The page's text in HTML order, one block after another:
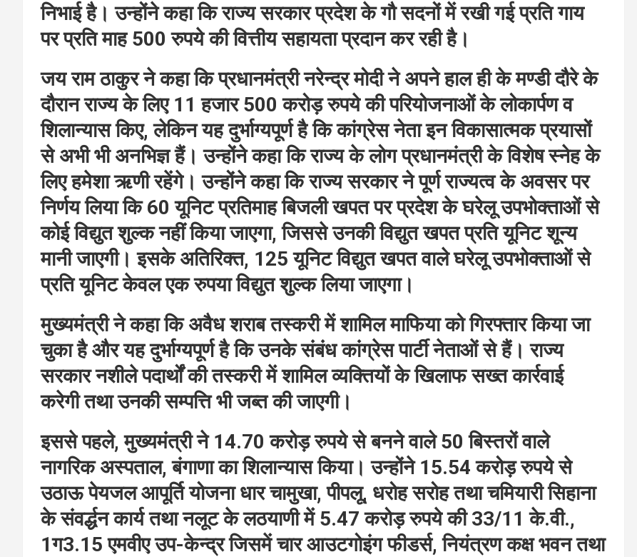
निभाई है। उन्होंने कहा कि राज्य सरकार प्रदेश के गौ सदनों में रखी गई प्रति गाय
पर प्रति माह 500 रुपये की वित्तीय सहायता प्रदान कर रही है।
जय राम ठाकुर ने कहा कि प्रधानमंत्री नरेन्द्र मोदी ने अपने हाल ही के मण्डी दौरे के
दौरान राज्य के लिए 11 हजार 500 करोड़ रुपये की परियोजनाओं के लोकार्पण व
शिलान्यास किए, लेकिन यह दुर्भाग्यपूर्ण है कि कांग्रेस नेता इन विकासात्मक प्रयासों
से अभी भी अनभिज्ञ हैं। उन्होंने कहा कि राज्य के लोग प्रधानमंत्री के विशेष स्नेह के
लिए हमेशा ऋणी रहेंगे। उन्होंने कहा कि राज्य सरकार ने पूर्ण राज्यत्व के अवसर पर
निर्णय लिया कि 60 यूनिट प्रतिमाह बिजली खपत पर प्रदेश के घरेलू उपभोक्ताओं से
कोई विद्युत शुल्क नहीं किया जाएगा, जिससे उनकी विद्युत खपत प्रति यूनिट शून्य
मानी जाएगी। इसके अतिरिक्त, 125 यूनिट विद्युत खपत वाले घरेलू उपभोक्ताओं से
प्रति यूनिट केवल एक रुपया विद्युत शुल्क लिया जाएगा।
मुख्यमंत्री ने कहा कि अवैध शराब तस्करी में शामिल माफिया को गिरफ्तार किया जा
चुका है और यह दुर्भाग्यपूर्ण है कि उनके संबंध कांग्रेस पार्टी नेताओं से हैं। राज्य
सरकार नशीले पदार्थों की तस्करी में शामिल व्यक्तियों के खिलाफ सख्त कार्रवाई
करेगी तथा उनकी सम्पत्ति भी जब्त की जाएगी।
इससे पहले, मुख्यमंत्री ने 14.70 करोड़ रुपये से बनने वाले 50 बिस्तरों वाले
नागरिक अस्पताल, बंगाणा का शिलान्यास किया। उन्होंने 15.54 करोड़ रुपये से
उठाऊ पेयजल आपूर्ति योजना धार चामुखा, पीपलू, धरोह सरोह तथा चमियारी सिहाना
के संवर्द्धन कार्य तथा नलूट के लठयाणी में 5.47 करोड़ रुपये की 33/11 के.वी.,
1ग3.15 एमवीए उप-केन्द्र जिसमें चार आउटगोइंग फीडर्स, नियंत्रण कक्ष भवन तथा